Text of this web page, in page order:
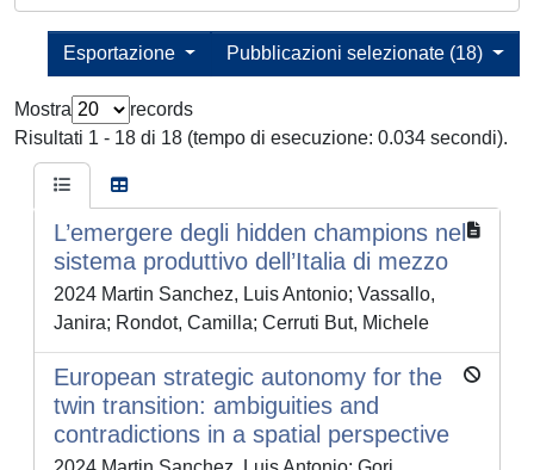
Pubblicazioni selezionate (18)
Esportazione
Mostra
records
Risultati 1 - 18 di 18 (tempo di esecuzione: 0.034 secondi).
L’emergere degli hidden champions nel
sistema produttivo dell’Italia di mezzo
2024 Martin Sanchez, Luis Antonio; Vassallo,
Janira; Rondot, Camilla; Cerruti But, Michele
European strategic autonomy for the
twin transition: ambiguities and
contradictions in a spatial perspective